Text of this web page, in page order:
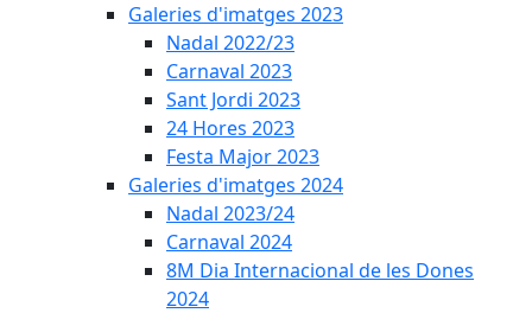
Galeries d'imatges 2023
Nadal 2022/23
Carnaval 2023
Sant Jordi 2023
24 Hores 2023
Festa Major 2023
Galeries d'imatges 2024
Nadal 2023/24
Carnaval 2024
8M Dia Internacional de les Dones
2024